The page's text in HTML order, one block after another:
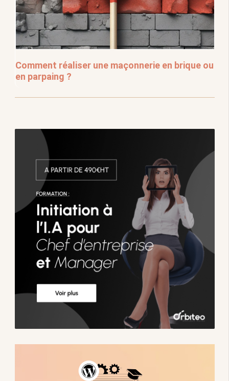
Comment réaliser une maçonnerie en brique ou
en parpaing ?